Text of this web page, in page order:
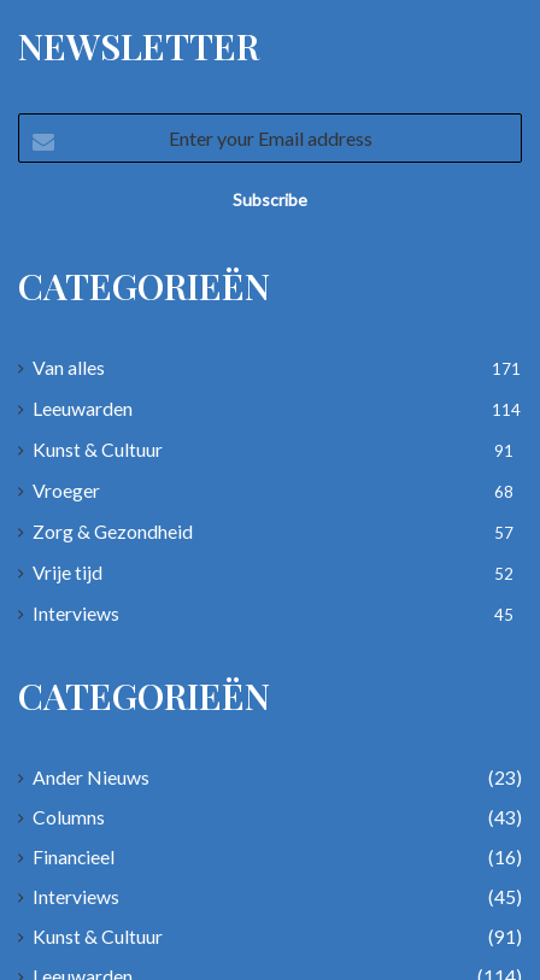
NEWSLETTER
your
CATEGORIEËN
Van alles 171
Leeuwarden 114
Kunst & Cultuur 91
Vroeger 68
Zorg & Gezondheid 57
Vrije tijd 52
Interviews 45
CATEGORIEËN
Ander Nieuws
(23)
Columns
(43)
Financieel
(16)
Interviews
(45)
Kunst & Cultuur
(91)
Leeuwarden
(114)